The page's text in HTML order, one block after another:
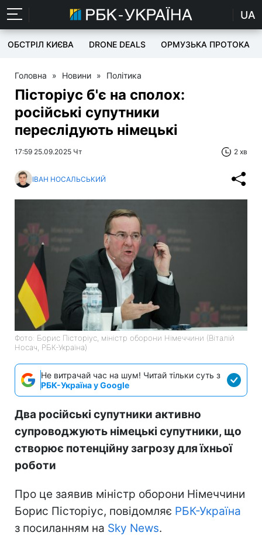
UA
ОБСТРІЛ КИЄВА DRONE DEALS ОРМУЗЬКА ПРОТОКА
Головна » Новини » Політика
Пісторіус б'є на сполох:
російські супутники
переслідують німецькі
17:59 25.09.2025 Чт 2 хв
ІВАН НОСАЛЬСЬКИЙ
Фото: Борис Пісторіус, міністр оборони Німеччини (Віталій
Носач, РБК-Україна)
Не витрачай час на шум! Читай тільки суть з
РБК-Україна у Google
Два російські супутники активно
супроводжують німецькі супутники, що
створює потенційну загрозу для їхньої
роботи
Про це заявив міністр оборони Німеччини
Борис Пісторіус, повідомляє РБК-Україна
з посиланням на Sky News.